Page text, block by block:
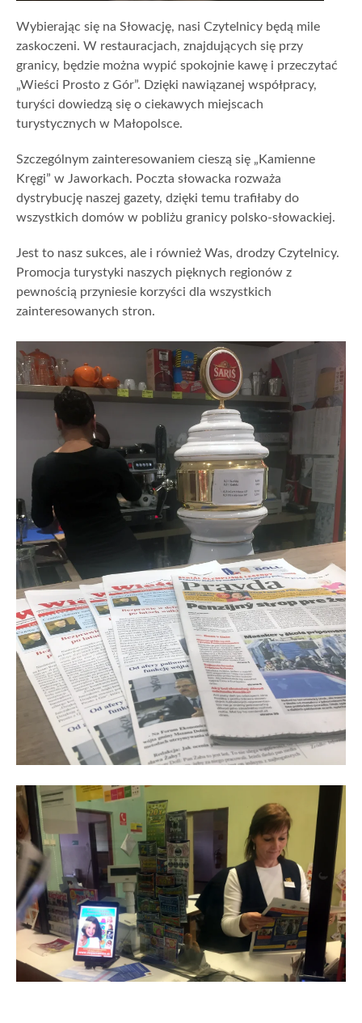
Wybierając się na Słowację, nasi Czytelnicy będą mile
zaskoczeni. W restauracjach, znajdujących się przy
granicy, będzie można wypić spokojnie kawę i przeczytać
„Wieści Prosto z Gór”. Dzięki nawiązanej współpracy,
turyści dowiedzą się o ciekawych miejscach
turystycznych w Małopolsce.
Szczególnym zainteresowaniem cieszą się „Kamienne
Kręgi” w Jaworkach. Poczta słowacka rozważa
dystrybucję naszej gazety, dzięki temu trafiłaby do
wszystkich domów w pobliżu granicy polsko-słowackiej.
Jest to nasz sukces, ale i również Was, drodzy Czytelnicy.
Promocja turystyki naszych pięknych regionów z
pewnością przyniesie korzyści dla wszystkich
zainteresowanych stron.